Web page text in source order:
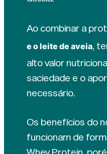
Ao combinar a
e o leite de aveia,
alto valor
saciedade e o
necessário.
Os benefícios do
funcionam de